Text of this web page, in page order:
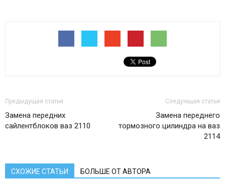
Предыдущая статья
Замена передних
сайлентблоков ваз 2110
Следующая статья
Замена переднего
тормозного цилиндра на ваз
2114
СХОЖИЕ СТАТЬИ БОЛЬШЕ ОТ АВТОРА